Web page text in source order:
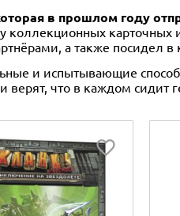
в прошлом году
коллекционных
а также посидел в
и испытывающие
что в каждом сидит